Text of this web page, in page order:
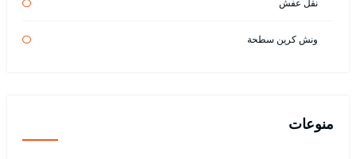
ونش كرين سطحة
منوعات